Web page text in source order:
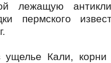
лежащую
пермского
Кали, корни